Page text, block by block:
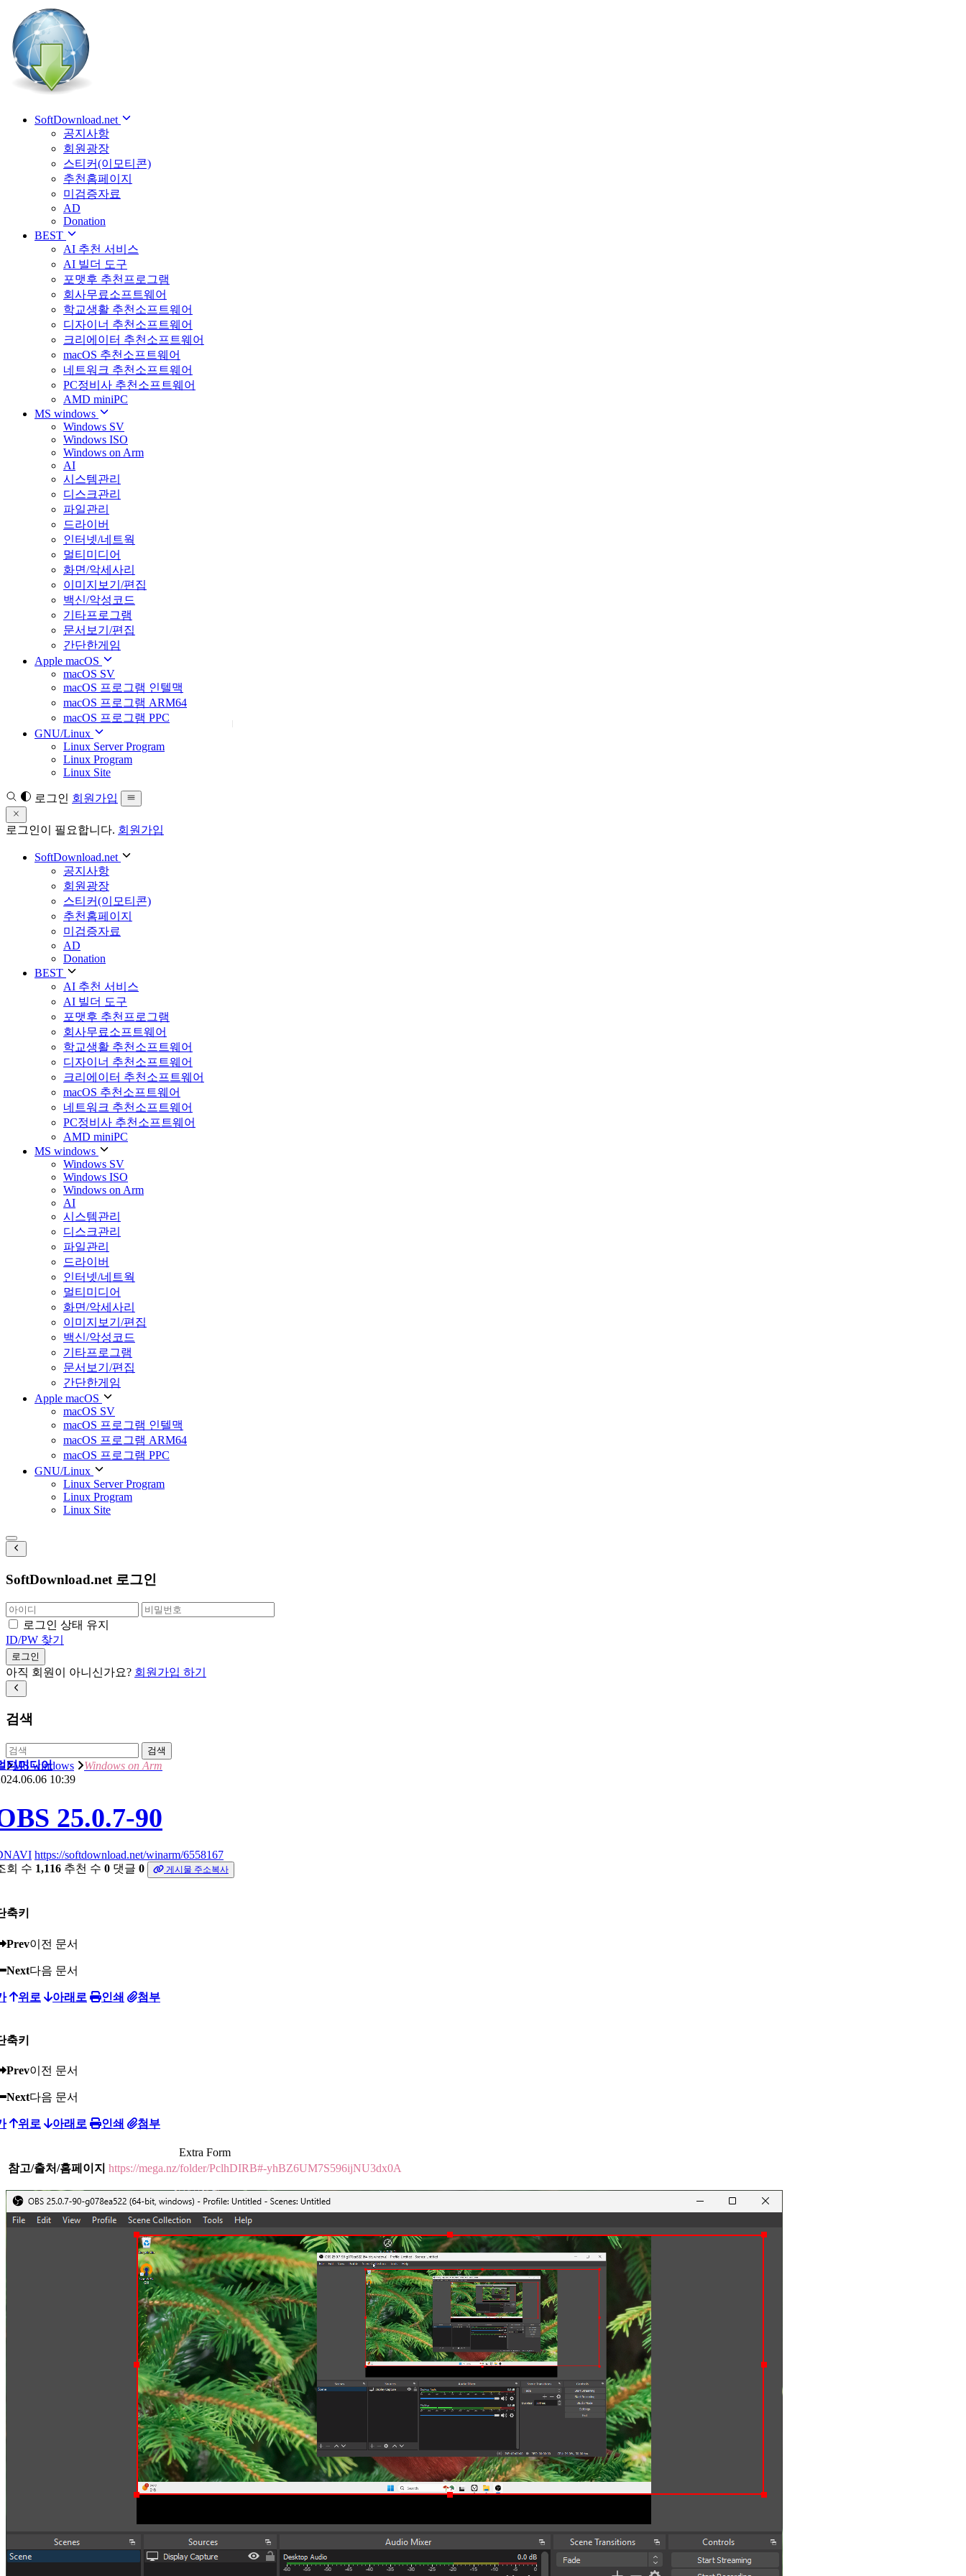
SoftDownload.net
공지사항
회원광장
스티커(이모티콘)
추천홈페이지
미검증자료
AD
Donation
BEST
AI 추천 서비스
AI 빌더 도구
포맷후 추천프로그램
회사무료소프트웨어
학교생활 추천소프트웨어
디자이너 추천소프트웨어
크리에이터 추천소프트웨어
macOS 추천소프트웨어
네트워크 추천소프트웨어
PC정비사 추천소프트웨어
AMD miniPC
MS windows
Windows SV
Windows ISO
Windows on Arm
AI
시스템관리
디스크관리
파일관리
드라이버
인터넷/네트웍
멀티미디어
화면/악세사리
이미지보기/편집
백신/악성코드
기타프로그램
문서보기/편집
간단한게임
Apple macOS
macOS SV
macOS 프로그램 인텔맥
macOS 프로그램 ARM64
macOS 프로그램 PPC
GNU/Linux
Linux Server Program
Linux Program
Linux Site
로그인 회원가입
로그인이 필요합니다. 회원가입
SoftDownload.net
공지사항
회원광장
스티커(이모티콘)
추천홈페이지
미검증자료
AD
Donation
BEST
AI 추천 서비스
AI 빌더 도구
포맷후 추천프로그램
회사무료소프트웨어
학교생활 추천소프트웨어
디자이너 추천소프트웨어
크리에이터 추천소프트웨어
macOS 추천소프트웨어
네트워크 추천소프트웨어
PC정비사 추천소프트웨어
AMD miniPC
MS windows
Windows SV
Windows ISO
Windows on Arm
AI
시스템관리
디스크관리
파일관리
드라이버
인터넷/네트웍
멀티미디어
화면/악세사리
이미지보기/편집
백신/악성코드
기타프로그램
문서보기/편집
간단한게임
Apple macOS
macOS SV
macOS 프로그램 인텔맥
macOS 프로그램 ARM64
macOS 프로그램 PPC
GNU/Linux
Linux Server Program
Linux Program
Linux Site
SoftDownload.net 로그인
로그인 상태 유지
ID/PW 찾기
로그인
아직 회원이 아니신가요? 회원가입 하기
검색
검색
MS windows Windows on Arm
티미디어
10:39
25.0.7-90
https://softdownload.net/winarm/6558167
회 수 1,116 추천 수 0 댓글 0 게시물 주소복사
축키
Prev이전 문서
Next다음 문서
위로 아래로 인쇄 첨부
축키
Prev이전 문서
Next다음 문서
위로 아래로 인쇄 첨부
Extra Form
참고/출처/홈페이지 https://mega.nz/folder/PclhDIRB#-yhBZ6UM7S596ijNU3dx0A